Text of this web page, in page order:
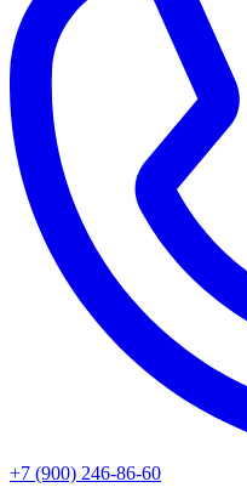
+7 (900) 246-86-60